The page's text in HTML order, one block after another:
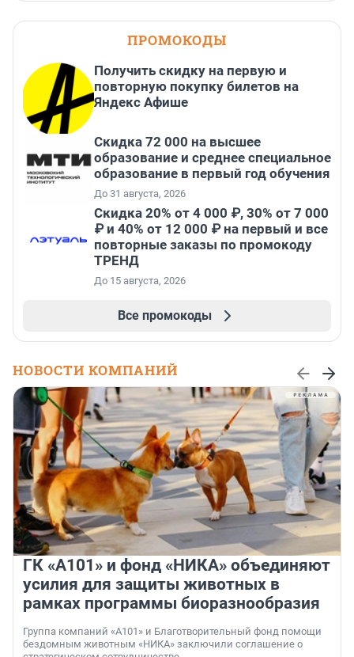
ПРОМОКОДЫ
Получить скидку на первую и
повторную покупку билетов на
Яндекс Афише
Скидка 72 000 на высшее
образование и среднее специальное
образование в первый год обучения
До 31 августа, 2026
Скидка 20% от 4 000 ₽, 30% от 7 000
₽ и 40% от 12 000 ₽ на первый и все
повторные заказы по промокоду
ТРЕНД
До 15 августа, 2026
Все промокоды
НОВОСТИ КОМПАНИЙ
ГК «А101» и фонд «НИКА» объединяют
усилия для защиты животных в
рамках программы биоразнообразия
Группа компаний «А101» и Благотворительный фонд помощи
бездомным животным «НИКА» заключили соглашение о